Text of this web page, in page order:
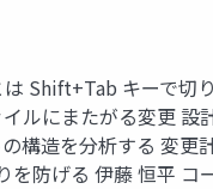
Shift+Tab キーで切
ルにまたがる変更
構造を分析する 変
防げる 伊藤 恒平 コ